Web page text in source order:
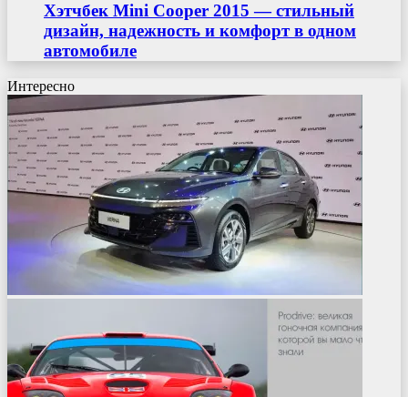
Хэтчбек Mini Cooper 2015 — стильный
дизайн, надежность и комфорт в одном
автомобиле
Интересно